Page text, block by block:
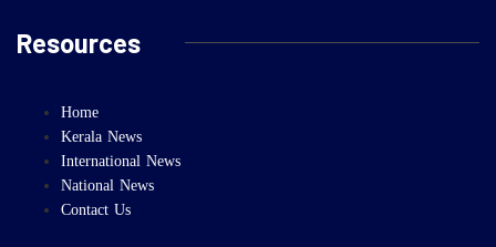
Resources
Home
Kerala News
International News
National News
Contact Us